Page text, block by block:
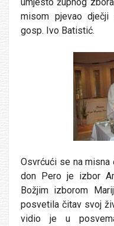
misom pjevao
gosp. Ivo Batistić.
Osvrćući se na misna
don Pero je izbor
Božjim izborom
posvetila čitav svoj
vidio je u